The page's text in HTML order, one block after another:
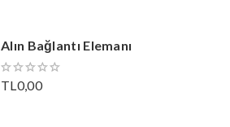
Alın Bağlantı Elemanı
TL0,00